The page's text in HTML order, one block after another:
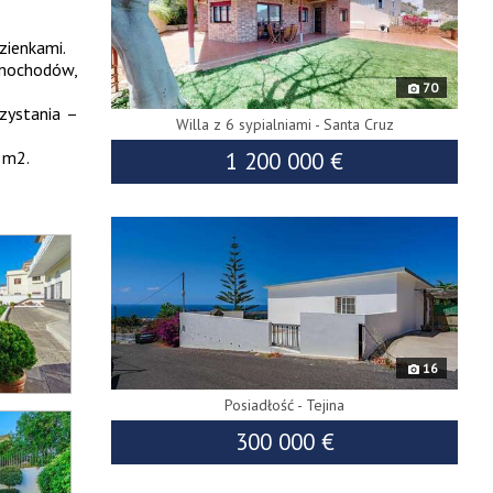
–
70
Willa z 6 sypialniami - Santa Cruz
1 200 000 €
Sprzedaż
wyłączna
16
Posiadłość - Tejina
300 000 €